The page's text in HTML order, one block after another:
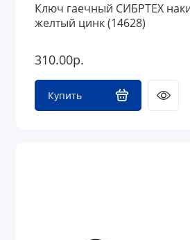
Ключ гаечный СИБРТЕХ
желтый цинк (14628)
310.00р.
Купить